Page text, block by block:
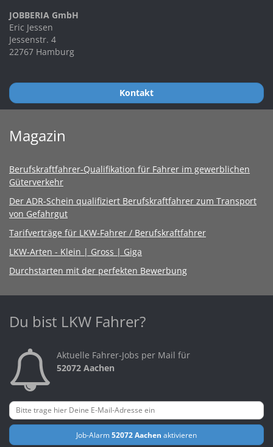
JOBBERIA GmbH
Eric Jessen
Jessenstr. 4
22767 Hamburg
Kontakt
Magazin
Berufskraftfahrer-Qualifikation für Fahrer im gewerblichen
Güterverkehr
Der ADR-Schein qualifiziert Berufskraftfahrer zum Transport
von Gefahrgut
Tarifverträge für LKW-Fahrer / Berufskraftfahrer
LKW-Arten - Klein | Gross | Giga
Durchstarten mit der perfekten Bewerbung
Du bist LKW Fahrer?
Aktuelle Fahrer-Jobs per Mail für
52072 Aachen
Job-Alarm52072 Aachen aktivieren